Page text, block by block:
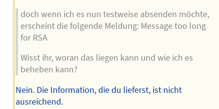
doch wenn ich es nun testweise absenden möchte,
erscheint die folgende Meldung: Message too long
for RSA
Wisst ihr, woran das liegen kann und wie ich es
beheben kann?
Nein. Die Information, die du lieferst, ist nicht
ausreichend.